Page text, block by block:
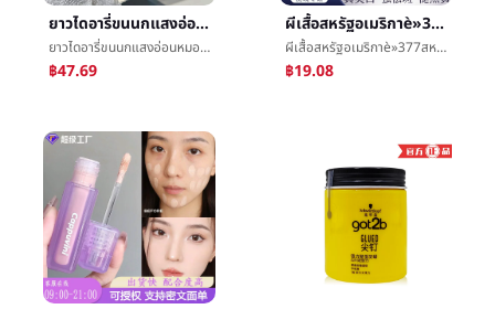
ยาวไดอารี่ขนนกแสงอ่อนหมอกเบาะBBน้ำค้างแข็งน้ำกำไรให้ความชุ่มชื้นปกข้อบกพร่องง่ายเวิกแต่งหน้าง่ายบัตรผงæ°เบาะBBน้ำค้างแข็ง
ยาวไดอารี่ขนนกแสงอ่อนหมอกเบาะBBน้ำค้างแข็งน้ำกำไรให้ความชุ่มชื้นปกข้อบกพร่องง่ายเวิกแต่งหน้าง่ายบัตรผงæ°เบาะBBน้ำค้างแข็ง
฿47.69
ผีเสื้อสหรัฐอเมริกาè»377สหรัฐอเมริกาç½ครีมFreckleการเสริมกำลังให้ความชุ่มชื้นนิโคตินาไมด์แสงจุดย่อยอาหารครีมทาหน้าแสงåè²จุดกล่าวถึงสดใสผิว
ผีเสื้อสหรัฐอเมริกาè»377สหรัฐอเมริกาç½ครีมFreckleการเสริมกำลังให้ความชุ่มชื้นนิโคตินาไมด์แสงจุดย่อยอาหารครีมทาหน้าแสงåè²จุดกล่าวถึงสดใสผิว
฿19.08